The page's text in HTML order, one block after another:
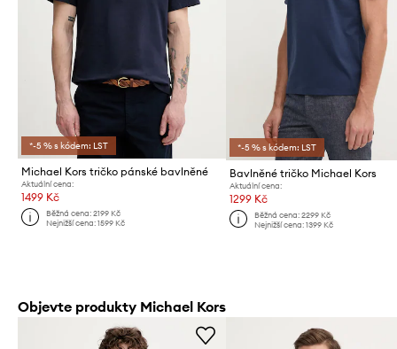
*-5 % s kódem: LST
Michael Kors tričko pánské bavlněné
Aktuální cena:
1499 Kč
Běžná cena:2199 Kč
Nejnižší cena:1599 Kč
*-5 % s kódem: LST
Bavlněné tričko Michael Kors
Aktuální cena:
1299 Kč
Běžná cena: 2299 Kč
Nejnižší cena: 1399 Kč
Objevte produkty Michael Kors